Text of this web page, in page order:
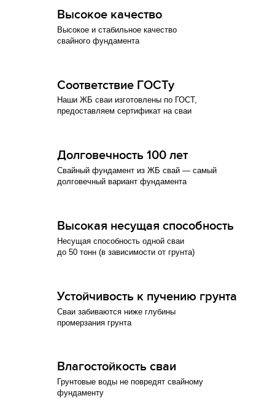
Высокое качество
Высокое и стабильное качество
свайного фундамента
Соответствие ГОСТу
Наши ЖБ сваи изготовлены по ГОСТ,
предоставляем сертификат на сваи
Долговечность 100 лет
Свайный фундамент из ЖБ свай — самый
долговечный вариант фундамента
Высокая несущая способность
Несущая способность одной сваи
до 50 тонн (в зависимости от грунта)
Устойчивость к пучению грунта
Сваи забиваются ниже глубины
промерзания грунта
Влагостойкость сваи
Грунтовые воды не повредят свайному
фундаменту